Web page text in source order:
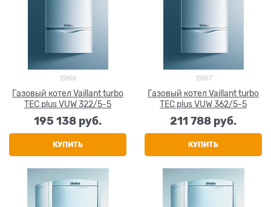
13856
Газовый котел Vaillant turbo
TEC plus VUW 322/5-5
195 138 руб.
КУПИТЬ
13857
Газовый котел Vaillant turbo
TEC plus VUW 362/5-5
211 788 руб.
КУПИТЬ